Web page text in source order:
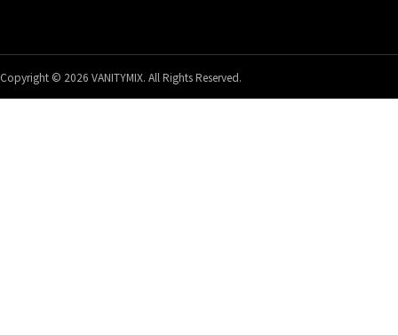
Copyright © 2026 VANITYMIX. All Rights Reserved.